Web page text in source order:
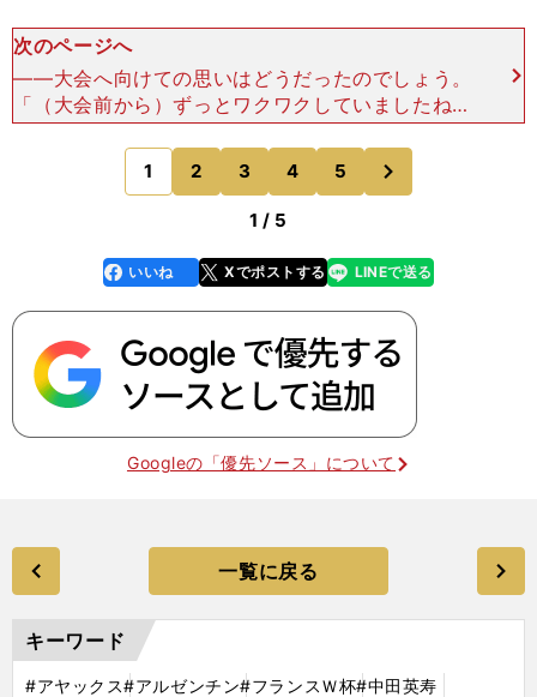
次のページへ
――大会へ向けての思いはどうだったのでしょう。
「（大会前から）ずっとワクワクしていましたね。
（フランス入りしてからは）空港からホテルまでパ
トカーが先導してくれて、ホテルに着いてオーケス
トラの演奏で出迎
1 2 3 4 5
のページへ
1 / 5
faceboo
k
いいね Xでポストする
line LINEで送る
Googleの「優先ソース」について
一覧に戻る
キーワード
#アヤックス#アルゼンチン#フランスＷ杯#中田英寿